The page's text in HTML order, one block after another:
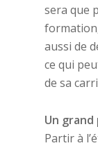
sera que
aussi de
ce qui
de sa
Un grand
Partir à